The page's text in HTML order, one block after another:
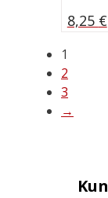
8,25 €
1
2
3
→